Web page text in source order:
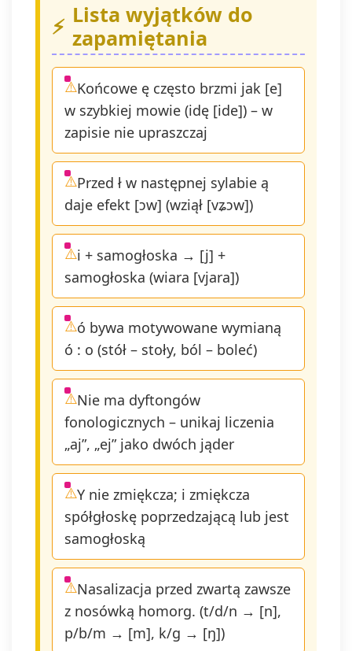
Lista wyjątków do
zapamiętania
Końcowe ę często brzmi jak [e]
w szybkiej mowie (idę [ide]) – w
zapisie nie upraszczaj
Przed ł w następnej sylabie ą
daje efekt [ɔw] (wziął [vʑɔw])
i + samogłoska → [j] +
samogłoska (wiara [vjara])
ó bywa motywowane wymianą
ó : o (stół – stoły, ból – boleć)
Nie ma dyftongów
fonologicznych – unikaj liczenia
„aj”, „ej” jako dwóch jąder
Y nie zmiękcza; i zmiękcza
spółgłoskę poprzedzającą lub jest
samogłoską
Nasalizacja przed zwartą zawsze
z nosówką homorg. (t/d/n → [n],
p/b/m → [m], k/g → [ŋ])